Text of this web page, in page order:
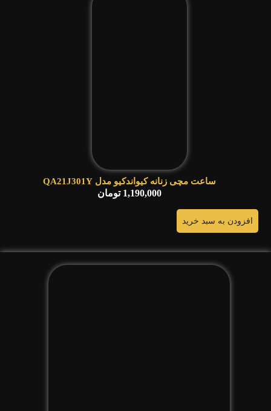
ساعت مچی زنانه کیواندکیو مدل QA21J301Y
1,190,000 تومان
افزودن به سبد خرید